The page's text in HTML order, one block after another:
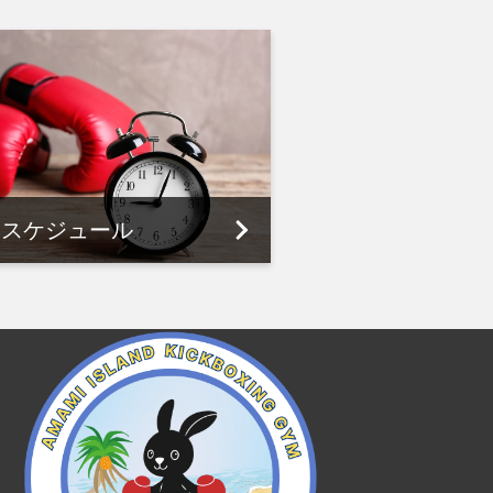
スケジュール